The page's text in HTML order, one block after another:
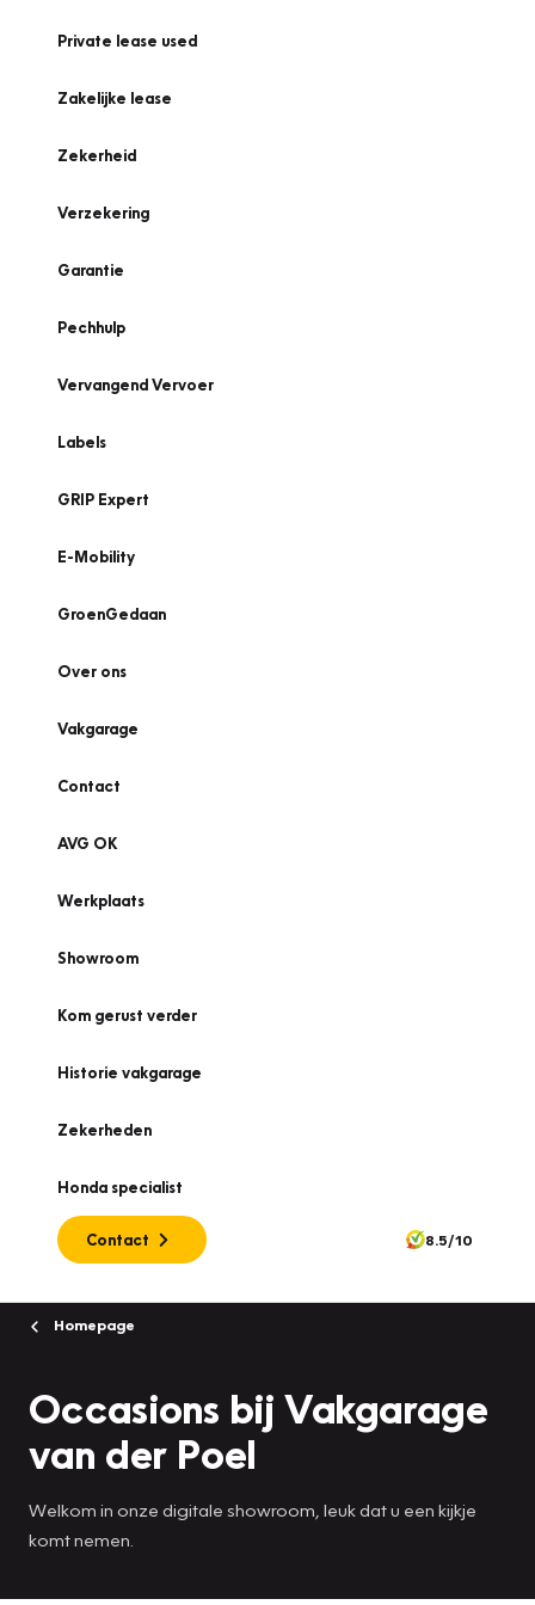
Private lease used
Zakelijke lease
Zekerheid
Verzekering
Garantie
Pechhulp
Vervangend Vervoer
Labels
GRIP Expert
E-Mobility
GroenGedaan
Over ons
Vakgarage
Contact
AVG OK
Werkplaats
Showroom
Kom gerust verder
Historie vakgarage
Zekerheden
Honda specialist
Contact 8.5/10
Homepage
Occasions bij Vakgarage
van der Poel
Welkom in onze digitale showroom, leuk dat u een kijkje
komt nemen.